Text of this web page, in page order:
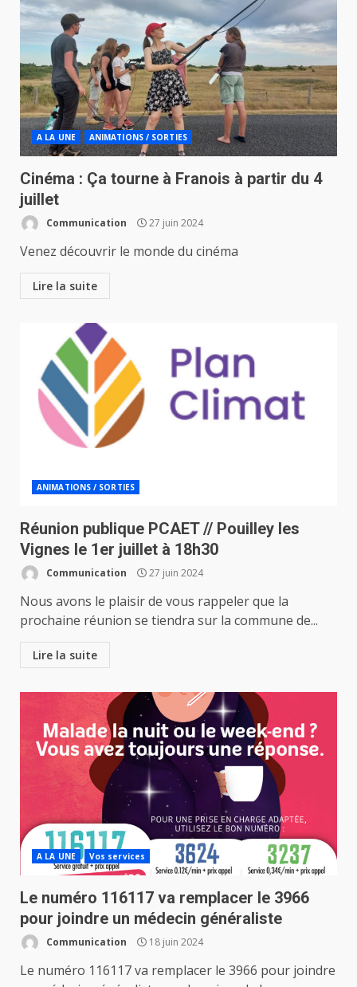
A LA UNE ANIMATIONS / SORTIES
Cinéma : Ça tourne à Franois à partir du 4
juillet
Communication 27 juin 2024
Venez découvrir le monde du cinéma
Lire la suite
ANIMATIONS / SORTIES
Réunion publique PCAET // Pouilley les
Vignes le 1er juillet à 18h30
Communication 27 juin 2024
Nous avons le plaisir de vous rappeler que la
prochaine réunion se tiendra sur la commune de...
Lire la suite
A LA UNE Vos services
Le numéro 116117 va remplacer le 3966
pour joindre un médecin généraliste
Communication 18 juin 2024
Le numéro 116117 va remplacer le 3966 pour joindre